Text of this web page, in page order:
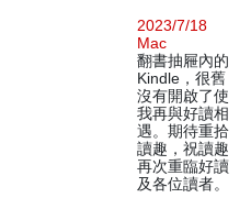
2023/7/18
Mac
翻書抽屜內的
Kindle，很舊
沒有開啟了使
我再與好讀相
遇。期待重拾
讀趣，祝讀趣
再次重臨好讀
及各位讀者。